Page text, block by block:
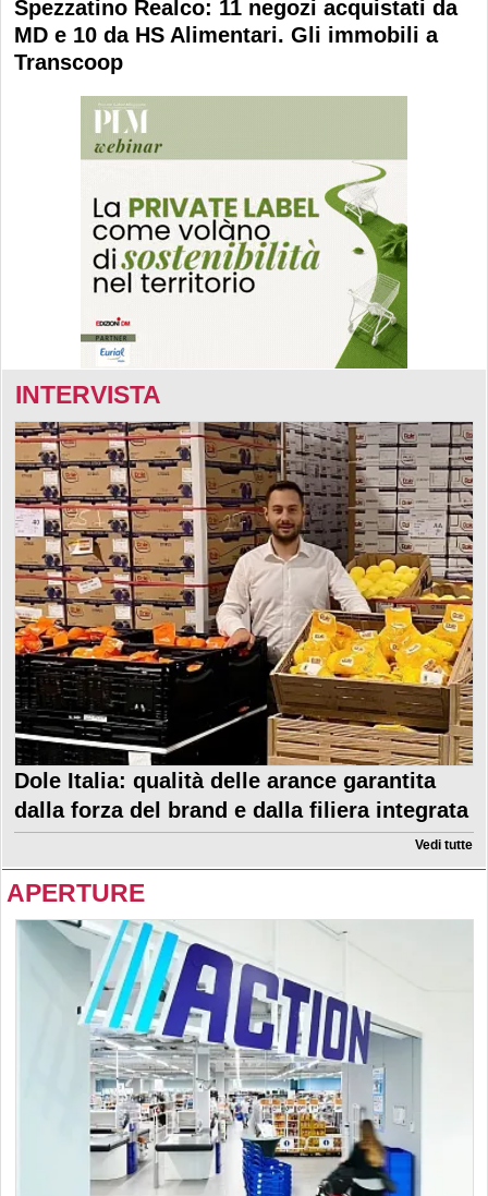
Spezzatino Realco: 11 negozi acquistati da
MD e 10 da HS Alimentari. Gli immobili a
Transcoop
INTERVISTA
Dole Italia: qualità delle arance garantita
dalla forza del brand e dalla filiera integrata
Vedi tutte
APERTURE